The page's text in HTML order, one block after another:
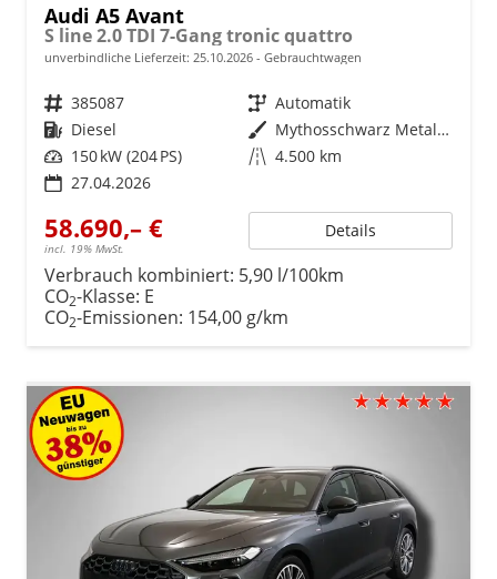
Audi A5 Avant
S line 2.0 TDI 7-Gang tronic quattro
unverbindliche Lieferzeit: 25.10.2026 Gebrauchtwagen
Fahrzeugnr. 385087 Getriebe Automatik
Kraftstoff Diesel Außenfarbe
Mythosschwarz Metallic
Leistung 150 kW (204 PS) Kilometerstand 4.500 km
27.04.2026
58.690,– €
incl. 19% MwSt.
Details
Verbrauch kombiniert: 5,90 l/100km
CO2-Klasse: E
CO2-Emissionen: 154,00 g/km